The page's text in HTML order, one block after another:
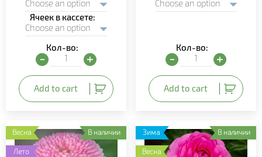
Ячеек в кассете
Кол-во:
Лобелия (Lobeliya) quantity
Add to cart
Кол-во:
Пеларгония зональная
Add to cart
В наличии
Весна
Лето
В наличии
Зима
Весна